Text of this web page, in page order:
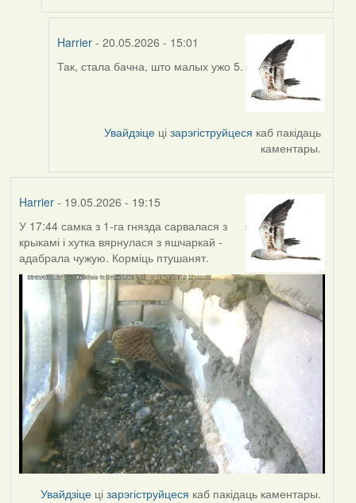
Harrier - 20.05.2026 - 15:01
In
Так, стала бачна, што малых ужо 5.
Увайдзіце цізарэгіструйцеся каб пакідаць
каментары.
Harrier- 19.05.2026 - 19:15
У 17:44 самка з 1-га гнязда сарвалася з
крыкамі і хутка вярнулася з яшчаркай -
адабрала чужую. Корміць птушанят.
Увайдзіце цізарэгіструйцеся каб пакідаць каментары.